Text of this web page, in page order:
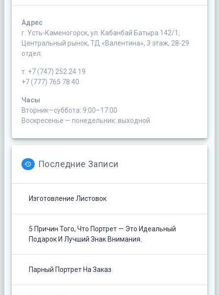
Адрес
г. Усть-Каменогорск, ул. Кабанбай Батыра 142/1,
Центральный рынок, ТД «Валентина», 3 этаж, 28-29
отдел.
т. +7 (747) 252 24 19
+7 (777) 765 78 40
Часы
Вторник—суббота: 9:00–17:00
Воскресенье — понедельник: выходной
Последние Записи
Изготовление Листовок
5 Причин Того, Что Портрет — Это Идеальный
Подарок И Лучший Знак Внимания.
Парный Портрет На Заказ